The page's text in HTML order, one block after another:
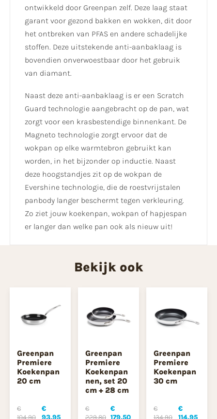
ontwikkeld door Greenpan zelf. Deze laag staat
garant voor gezond bakken en wokken, dit door
het ontbreken van PFAS en andere schadelijke
stoffen. Deze uitstekende anti-aanbaklaag is
bovendien onverwoestbaar door het gebruik
van diamant.
Naast deze anti-aanbaklaag is er een Scratch
Guard technologie aangebracht op de pan, wat
zorgt voor een krasbestendige binnenkant. De
Magneto technologie zorgt ervoor dat de
wokpan op elke warmtebron gebruikt kan
worden, in het bijzonder op inductie. Naast
deze hoogstandjes zit op de wokpan de
Evershine technologie, die de roestvrijstalen
panbody langer beschermt tegen verkleuring.
Zo ziet jouw koekenpan, wokpan of hapjespan
er langer dan welke pan ook als nieuw uit!
Bekijk ook
Greenpan
Premiere
Koekenpan
20 cm
€
€
Greenpan
Premiere
Koekenpan
nen, set 20
cm + 28 cm
€
€
Greenpan
Premiere
Koekenpan
30 cm
€
€